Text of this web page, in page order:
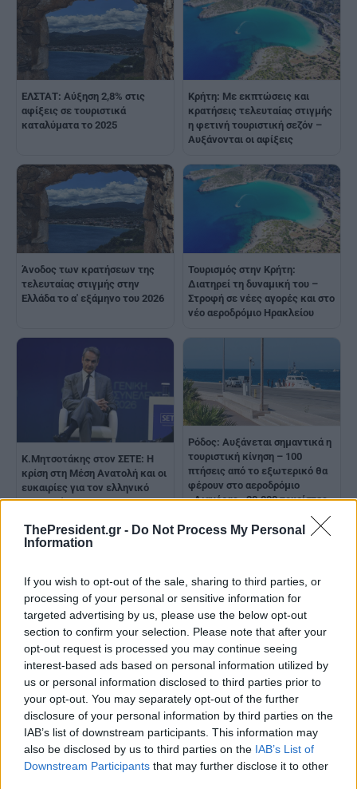
ThePresident.gr - Do Not Process My Personal
Information
If you wish to opt-out of the sale, sharing to third parties, or
processing of your personal or sensitive information for
targeted advertising by us, please use the below opt-out
section to confirm your selection. Please note that after your
opt-out request is processed you may continue seeing
interest-based ads based on personal information utilized by
us or personal information disclosed to third parties prior to
your opt-out. You may separately opt-out of the further
disclosure of your personal information by third parties on the
IAB’s list of downstream participants. This information may
also be disclosed by us to third parties on the IAB’s List of
Downstream Participants that may further disclose it to other
ΕΛΣΤΑΤ: Αύξηση 2,8% στις
αφίξεις σε τουριστικά
καταλύματα το 2025
Κρήτη: Με εκπτώσεις και
κρατήσεις τελευταίας στιγμής
η φετινή τουριστική σεζόν –
Αυξάνονται οι αφίξεις
Άνοδος των κρατήσεων της
τελευταίας στιγμής στην
Ελλάδα το α' εξάμηνο του 2026
Τουρισμός στην Κρήτη:
Διατηρεί τη δυναμική του –
Στροφή σε νέες αγορές και στο
νέο αεροδρόμιο Ηρακλείου
Κ.Μητσοτάκης στον ΣΕΤΕ: Η
κρίση στη Μέση Ανατολή και οι
ευκαιρίες για τον ελληνικό
τουρισμό
Ρόδος: Αυξάνεται σημαντικά η
τουριστική κίνηση – 100
πτήσεις από το εξωτερικό θα
φέρουν στο αεροδρόμιο
«Διαγόρας» 20.000 τουρίστες
Με οδηγό το Πάσχα «ανοίγει» η
σεζόν - Θετικά μηνύματα από
Κρήτη, Ρόδο και Σαντορίνη
Βιώσιμη Τουριστική Ανάπτυξη
- To παράδειγμα της Ζακύνθου